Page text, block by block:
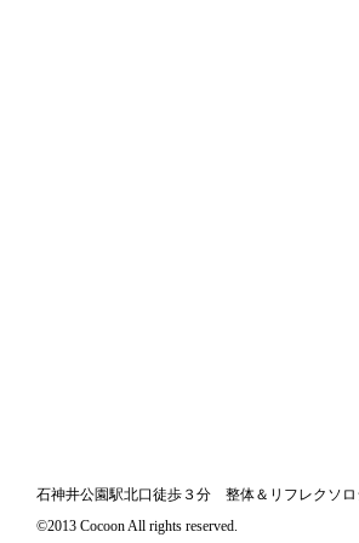
石神井公園駅北口徒歩３分 整体＆リフレクソロ
©2013 Cocoon All rights reserved.